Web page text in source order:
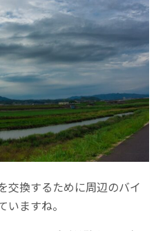
交換するために周辺のバイ
ますね。